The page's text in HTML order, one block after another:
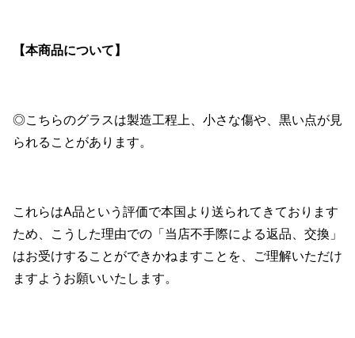
【本商品について】
◎こちらのグラスは製造工程上、小さな傷や、黒い点が見
られることがあります。
これらはA品という評価で本国より送られてきております
ため、こうした理由での「当店不手際による返品、交換」
はお受けすることができかねますことを、ご理解いただけ
ますようお願いいたします。